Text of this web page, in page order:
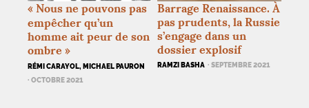
« Nous ne pouvons pas
empêcher qu’un
homme ait peur de son
ombre »
RÉMI CARAYOL, MICHAEL PAURON
· OCTOBRE 2021
Barrage Renaissance. À
pas prudents, la Russie
s’engage dans un
dossier explosif
RAMZI BASHA · SEPTEMBRE 2021